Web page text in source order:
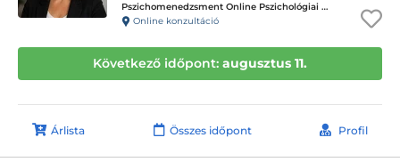
Pszichomenedzsment Online Pszichológiai Tanácsadó Központ
Online konzultáció
Következő időpont: augusztus 11.
Árlista Összes időpont Profil